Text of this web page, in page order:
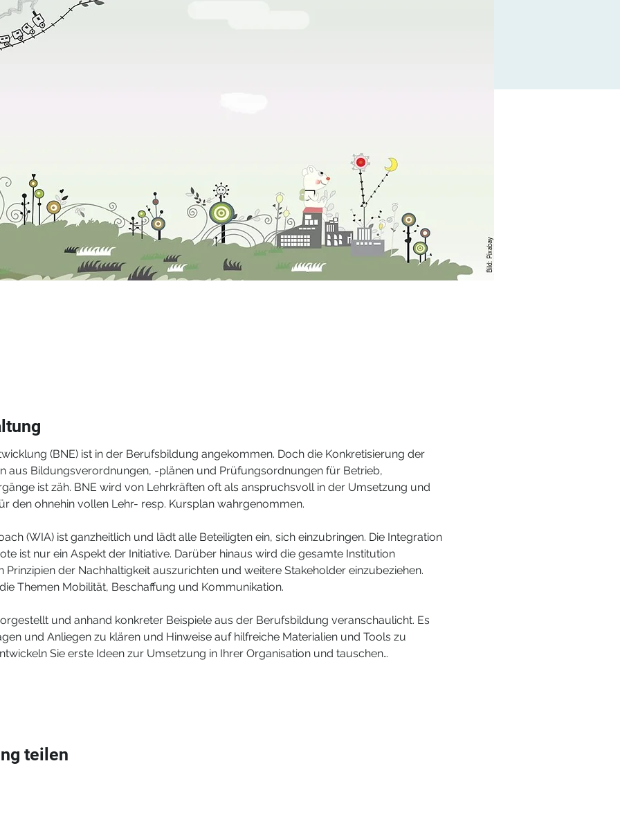
(BNE) ist in der Berufsbildung angekommen. Doch die Konkretisierung der
aus Bildungsverordnungen, -plänen und Prüfungsordnungen für Betrieb,
ist zäh. BNE wird von Lehrkräften oft als anspruchsvoll in der Umsetzung und
den ohnehin vollen Lehr- resp. Kursplan wahrgenommen.
(WIA) ist ganzheitlich und lädt alle Beteiligten ein, sich einzubringen. Die Integration
ist nur ein Aspekt der Initiative. Darüber hinaus wird die gesamte Institution
der Nachhaltigkeit auszurichten und weitere Stakeholder einzubeziehen.
Themen Mobilität, Beschaffung und Kommunikation.
und anhand konkreter Beispiele aus der Berufsbildung veranschaulicht. Es
und Anliegen zu klären und Hinweise auf hilfreiche Materialien und Tools zu
Sie erste Ideen zur Umsetzung in Ihrer Organisation und tauschen…
teilen